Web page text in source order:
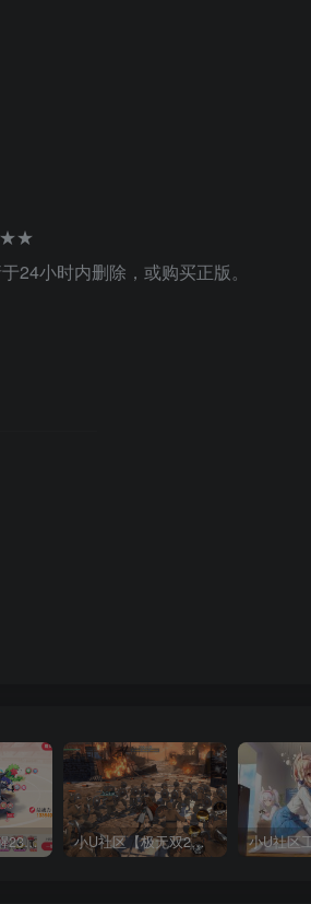
24小时内删除，或购买正版。
小U社区口袋觉醒23SS魔改版服务端横版卡牌手游+Linux手工服务端+GM授权后台+搭建视频 小U社区【极无双2完整版】3D动作ARPG手游+Linux学习手工端+GM授权后台+视频教程